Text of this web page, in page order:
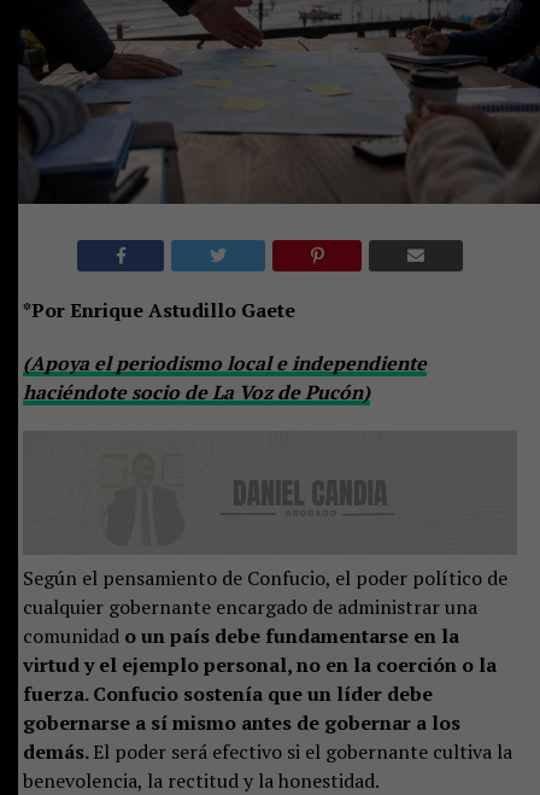
*Por Enrique Astudillo Gaete
(Apoya el periodismo local e independiente
haciéndote socio de La Voz de Pucón)
Según el pensamiento de Confucio, el poder político de
cualquier gobernante encargado de administrar una
comunidad o un país debe fundamentarse en la
virtud y el ejemplo personal, no en la coerción o la
fuerza. Confucio sostenía que un líder debe
gobernarse a sí mismo antes de gobernar a los
demás.El poder será efectivo si el gobernante cultiva la
benevolencia, la rectitud y la honestidad.